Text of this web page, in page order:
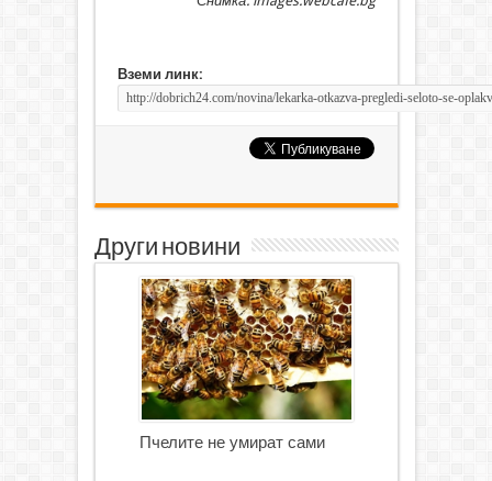
Вземи линк:
Други новини
Пчелите не умират сами